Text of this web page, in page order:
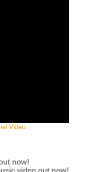
Video
now!
video out now!